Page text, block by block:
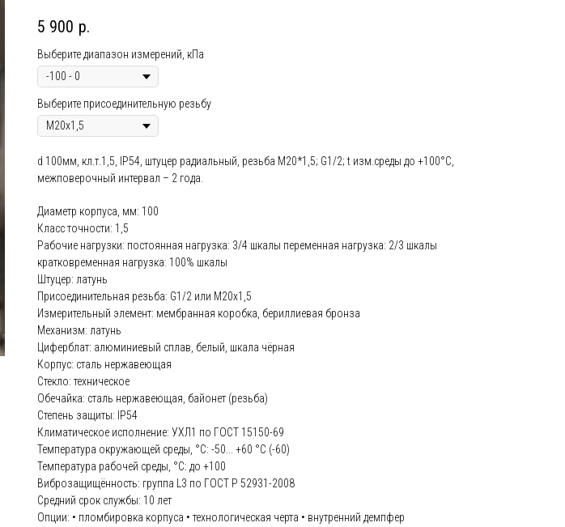
5 900 р.
Выберите диапазон измерений, кПа
Выберите присоединительную резьбу
d 100мм, кл.т.1,5, IP54, штуцер радиальный, резьба М20*1,5; G1/2; t изм.среды до +100°С,
межповерочный интервал – 2 года.
Диаметр корпуса, мм: 100
Класс точности: 1,5
Рабочие нагрузки: постоянная нагрузка: 3/4 шкалы переменная нагрузка: 2/3 шкалы
кратковременная нагрузка: 100% шкалы
Штуцер: латунь
Присоединительная резьба: G1/2 или М20х1,5
Измерительный элемент: мембранная коробка, бериллиевая бронза
Механизм: латунь
Циферблат: алюминиевый сплав, белый, шкала чёрная
Корпус: сталь нержавеющая
Стекло: техническое
Обечайка: сталь нержавеющая, байонет (резьба)
Степень защиты: IP54
Климатическое исполнение: УХЛ1 по ГОСТ 15150-69
Температура окружающей среды, °С: -50... +60 °С (-60)
Температура рабочей среды, °С: до +100
Виброзащищённость: группа L3 по ГОСТ Р 52931-2008
Средний срок службы: 10 лет
Опции: • пломбировка корпуса • технологическая черта • внутренний демпфер